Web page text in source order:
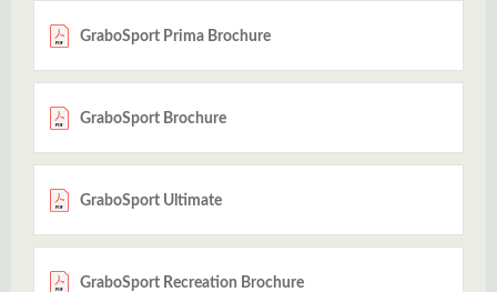
GraboSport Prima Brochure
GraboSport Brochure
GraboSport Ultimate
GraboSport Recreation Brochure